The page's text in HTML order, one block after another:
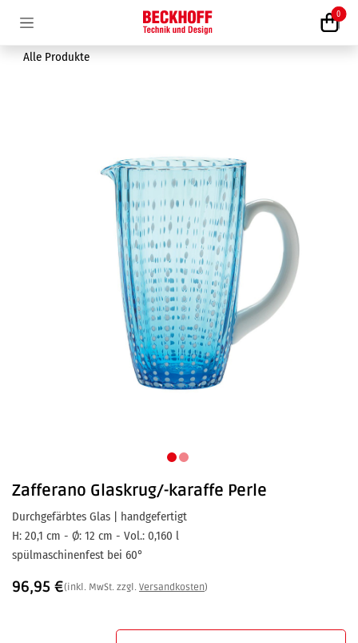
0
Alle Produkte
Zafferano Glaskrug/-karaffe Perle
Durchgefärbtes Glas | handgefertigt
H: 20,1 cm - Ø: 12 cm - Vol.: 0,160 l
spülmaschinenfest bei 60°
96,95 €(inkl. MwSt. zzgl. Versandkosten)